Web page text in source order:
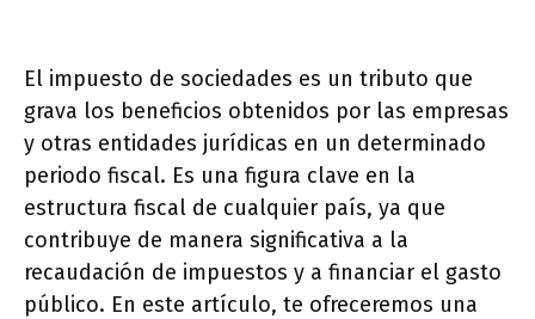
El impuesto de sociedades es un tributo que
grava los beneficios obtenidos por las empresas
y otras entidades jurídicas en un determinado
periodo fiscal. Es una figura clave en la
estructura fiscal de cualquier país, ya que
contribuye de manera significativa a la
recaudación de impuestos y a financiar el gasto
público. En este artículo, te ofreceremos una